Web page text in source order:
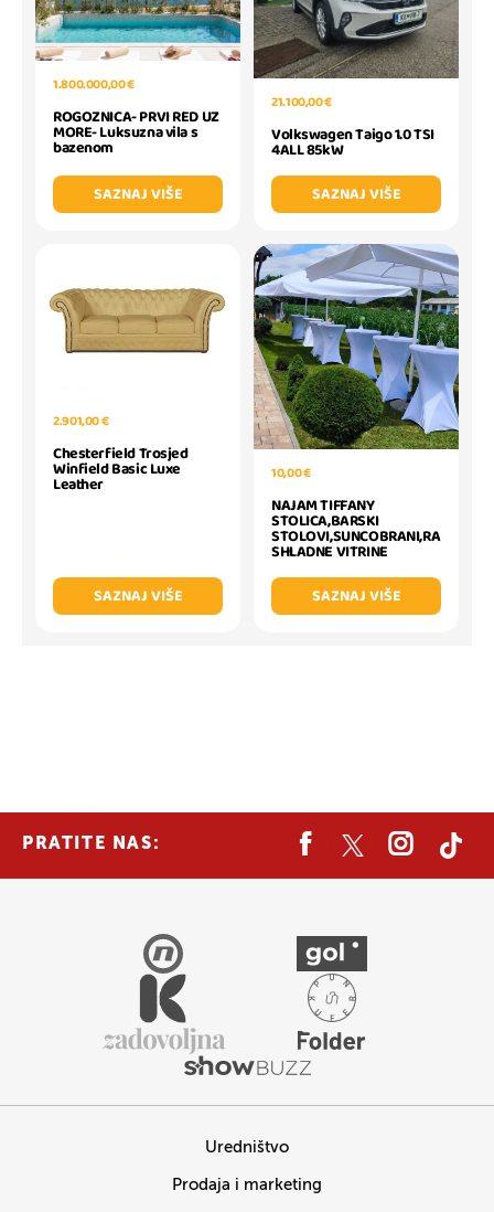
1.800.000,00 €
ROGOZNICA- PRVI RED UZ
MORE- Luksuzna vila s
bazenom
SAZNAJ VIŠE
21.100,00 €
Volkswagen Taigo 1.0 TSI
4ALL 85kW
SAZNAJ VIŠE
2.901,00 €
Chesterfield Trosjed
Winfield Basic Luxe
Leather
SAZNAJ VIŠE
10,00 €
NAJAM TIFFANY
STOLICA,BARSKI
STOLOVI,SUNCOBRANI,RA
SHLADNE VITRINE
SAZNAJ VIŠE
PRATITE NAS:
Uredništvo
Prodaja i marketing